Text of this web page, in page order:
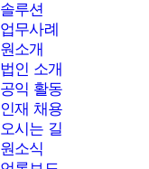
솔루션
업무사례
원소개
법인 소개
공익 활동
인재 채용
오시는 길
원소식